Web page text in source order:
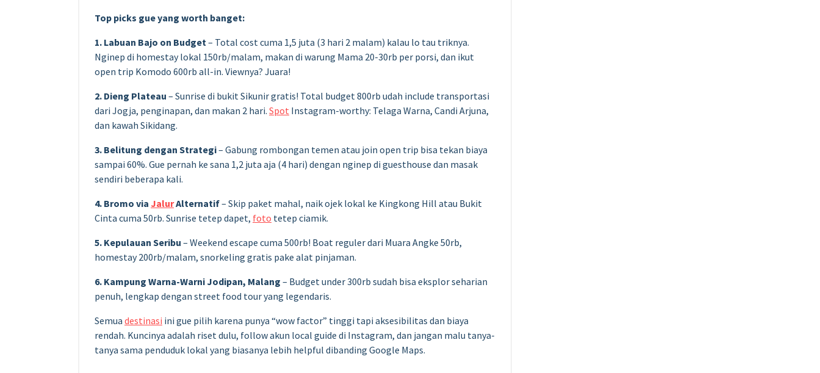
Top picks gue yang worth banget:
1. Labuan Bajo on Budget – Total cost cuma 1,5 juta (3 hari 2 malam) kalau lo tau triknya.
Nginep di homestay lokal 150rb/malam, makan di warung Mama 20-30rb per porsi, dan ikut
open trip Komodo 600rb all-in. Viewnya? Juara!
2. Dieng Plateau – Sunrise di bukit Sikunir gratis! Total budget 800rb udah include transportasi
dari Jogja, penginapan, dan makan 2 hari. Spot Instagram-worthy: Telaga Warna, Candi Arjuna,
dan kawah Sikidang.
3. Belitung dengan Strategi– Gabung rombongan temen atau join open trip bisa tekan biaya
sampai 60%. Gue pernah ke sana 1,2 juta aja (4 hari) dengan nginep di guesthouse dan masak
sendiri beberapa kali.
4. Bromo via JalurAlternatif– Skip paket mahal, naik ojek lokal ke Kingkong Hill atau Bukit
Cinta cuma 50rb. Sunrise tetep dapet, foto tetep ciamik.
5. Kepulauan Seribu – Weekend escape cuma 500rb! Boat reguler dari Muara Angke 50rb,
homestay 200rb/malam, snorkeling gratis pake alat pinjaman.
6. Kampung Warna-Warni Jodipan, Malang – Budget under 300rb sudah bisa eksplor seharian
penuh, lengkap dengan street food tour yang legendaris.
Semua destinasi ini gue pilih karena punya “wow factor” tinggi tapi aksesibilitas dan biaya
rendah. Kuncinya adalah riset dulu, follow akun local guide di Instagram, dan jangan malu tanya-
tanya sama penduduk lokal yang biasanya lebih helpful dibanding Google Maps.